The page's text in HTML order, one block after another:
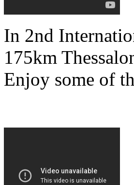
In 2nd
175km
Enjoy some of